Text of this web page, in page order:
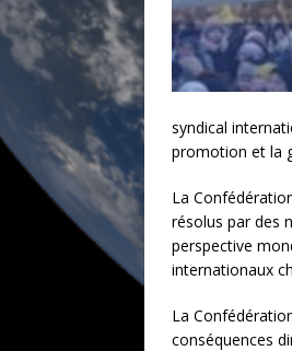
syndical
promotion et la
La
résolus par des
perspective
internationaux
La
conséquences